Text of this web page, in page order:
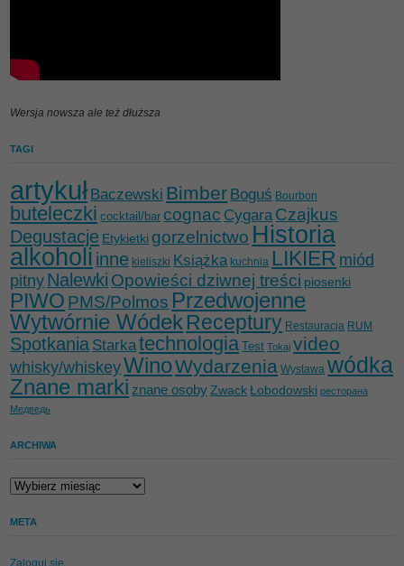
Wersja nowsza ale też dłuższa
TAGI
artykułBaczewski Bimber Boguś Bourbon
buteleczki cocktail/bar cognac CygaraCzajkus
Degustacje Etykietki gorzelnictwo Historia
alkoholi inne kieliszki Książka kuchnia LIKIER miód
pitny Nalewki Opowieści dziwnej treści piosenki
PIWO PMS/Polmos Przedwojenne
Wytwórnie WódekReceptury Restauracja RUM
Spotkania Starkatechnologia Test Tokaj video
whisky/whiskeyWinoWydarzenia Wystawa wódka
Znane marki znane osoby Zwack Łobodowski ресторана
Медведь
ARCHIWA
Archiwa
META
Zaloguj się